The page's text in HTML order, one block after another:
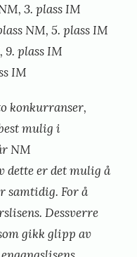
n
s
3. plass IM
NM, 5. plass IM
9. plass IM
IM
konkurranser,
mulig i
NM
dette er det mulig å
samtidig. For å
Dessverre
gikk glipp av